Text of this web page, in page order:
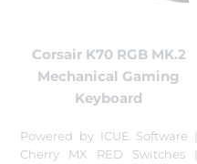
Corsair K70 RGB MK.2
Mechanical Gaming
Keyboard
Powered by ICUE Software |
Cherry MX RED Switches |